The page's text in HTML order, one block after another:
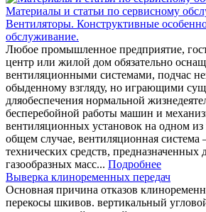
Материалы и статьи по сервисному
Вентиляторы. Конструктивные
обслуживание.
Любое промышленное предприятие,
центр или жилой дом обязательно
вентиляционными системами, подчас
обыденному взгляду, но играющими
дляобеспечения нормальной
бесперебойной работы машин и
вентиляционных установок на одном
общем случае, вентиляционная система
технических средств, предназначенных
газообразных масс... Подробнее
Выверка клиноременных передач
Основная причина отказов
перекосы шкивов. вертикальный